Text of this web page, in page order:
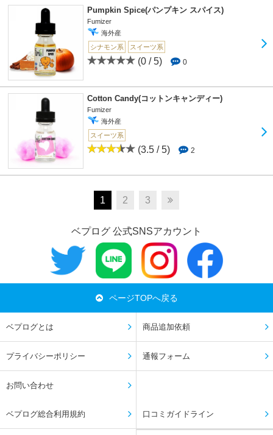
Pumpkin Spice(パンプキン スパイス)
Fumizer
海外産
シナモン系
スイーツ系
(0 / 5) 0
Cotton Candy(コットンキャンディー)
Fumizer
海外産
スイーツ系
(3.5 / 5) 2
1 2 3
ベプログ 公式SNSアカウント
ページTOPへ戻る
ベプログとは 商品追加依頼
プライバシーポリシー 通報フォーム
お問い合わせ
ベプログ総合利用規約 口コミガイドライン